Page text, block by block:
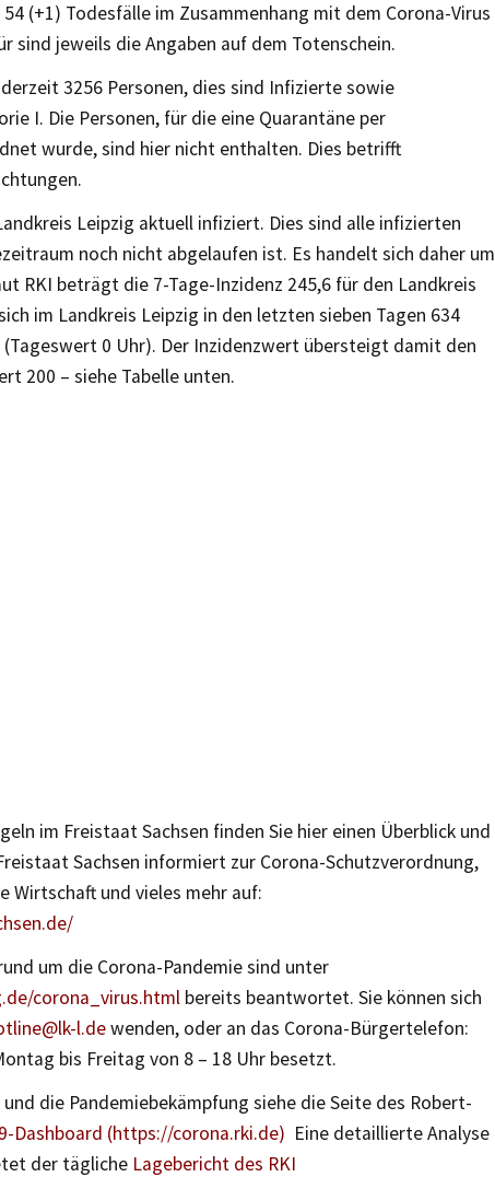
(+1) Todesfälle im Zusammenhang mit dem Corona-Virus
sind jeweils die Angaben auf dem Totenschein.
3256 Personen, dies sind Infizierte sowie
I. Die Personen, für die eine Quarantäne per
wurde, sind hier nicht enthalten. Dies betrifft
Leipzig aktuell infiziert. Dies sind alle infizierten
noch nicht abgelaufen ist. Es handelt sich daher um
RKI beträgt die 7-Tage-Inzidenz 245,6 für den Landkreis
im Landkreis Leipzig in den letzten sieben Tagen 634
0 Uhr). Der Inzidenzwert übersteigt damit den
200 – siehe Tabelle unten.
im Freistaat Sachsen finden Sie hier einen Überblick und
Sachsen informiert zur Corona-Schutzverordnung,
Wirtschaft und vieles mehr auf:
um die Corona-Pandemie sind unter
corona_virus.html bereits beantwortet. Sie können sich
l.dewenden, oder an das Corona-Bürgertelefon:
bis Freitag von 8 – 18 Uhr besetzt.
die Pandemiebekämpfung siehe die Seite des Robert-
Dashboard (https://corona.rki.de) Eine detaillierte Analyse
der tägliche Lagebericht des RKI